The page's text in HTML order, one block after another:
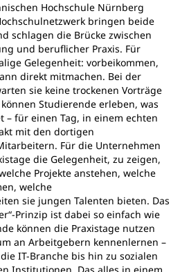
Hochschule Nürnberg
bringen beide
schlagen die Brücke zwischen
und beruflicher Praxis. Für
Gelegenheit: vorbeikommen,
direkt mitmachen. Bei der
sie keine trockenen Vorträge
Studierende erleben, was
– für einen Tag, in einem echten
mit den dortigen
Für die Unternehmen
die Gelegenheit, zu zeigen,
Projekte anstehen, welche
welche
sie jungen Talenten bieten. Das
Prinzip ist dabei so einfach wie
können die Praxistage nutzen
an Arbeitgebern kennenlernen –
IT-Branche bis hin zu sozialen